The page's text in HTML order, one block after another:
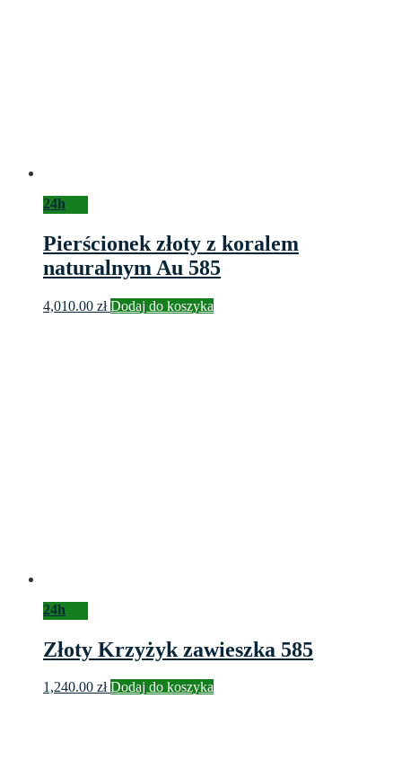
24h
Pierścionek złoty z koralem
naturalnym Au 585
4,010.00 zł Dodaj do koszyka
24h
Złoty Krzyżyk zawieszka 585
1,240.00 zł Dodaj do koszyka